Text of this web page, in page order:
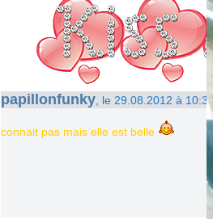
papillonfunky , le 29.08.2012 à
connait pas mais elle est belle